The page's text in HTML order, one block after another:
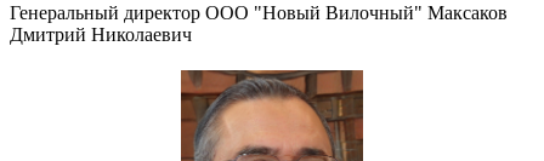
Генеральный директор ООО "Новый Вилочный" Максаков
Дмитрий Николаевич